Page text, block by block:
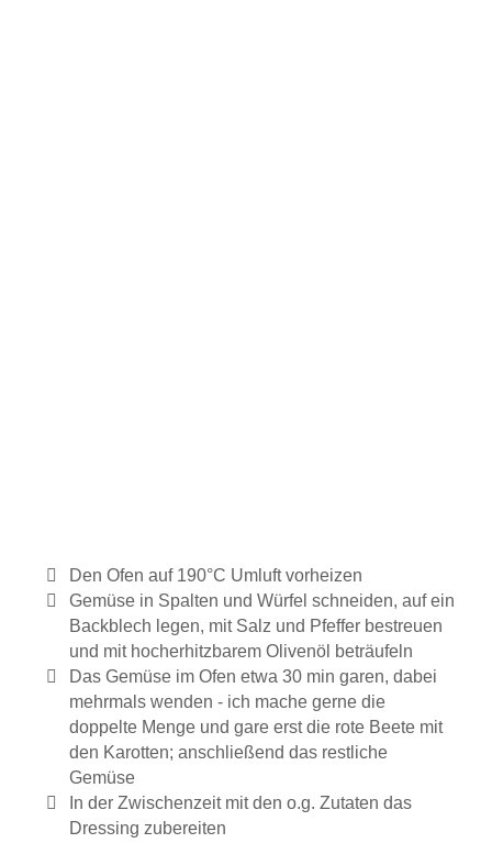
Den Ofen auf 190°C Umluft vorheizen
Gemüse in Spalten und Würfel schneiden, auf ein
Backblech legen, mit Salz und Pfeffer bestreuen
und mit hocherhitzbarem Olivenöl beträufeln
Das Gemüse im Ofen etwa 30 min garen, dabei
mehrmals wenden - ich mache gerne die
doppelte Menge und gare erst die rote Beete mit
den Karotten; anschließend das restliche
Gemüse
In der Zwischenzeit mit den o.g. Zutaten das
Dressing zubereiten